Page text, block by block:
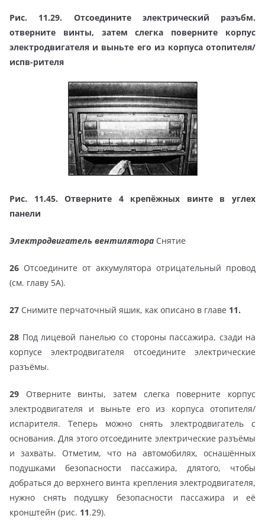
Рис. 11.29. Отсоедините электрический раэъбм.
отверните винты, затем слегка поверните корпус
электродвигателя и выньте его из корпуса отопителя/
испв-рителя
Рис. 11.45. Отверните 4 крепёжных винте в углех
панели
Электродвигатель вентилятора Снятие
26 Отсоедините от аккумулятора отрицательный провод
(см. главу 5А).
27 Снимите перчаточный яшик, как описано в главе 11.
28 Под лицевой панелью со стороны пассажира, сзади на
корпусе электродвигателя отсоедините электрические
разъёмы.
29 Отверните винты, затем слегка поверните корпус
электродвигателя и выньте его из корпуса отопителя/
испарителя. Теперь можно снять электродвигатель с
основания. Для этого отсоедините электрические разъёмы
и захваты. Отметим, что на автомобилях, оснашённых
подушками безопасности пассажира, длятого, чтобы
добраться до верхнего винта крепления электродвигателя,
нужно снять подушку безопасности пассажира и её
кронштейн (рис. 11.29).